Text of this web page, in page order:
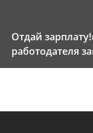
Отдай
работодателя